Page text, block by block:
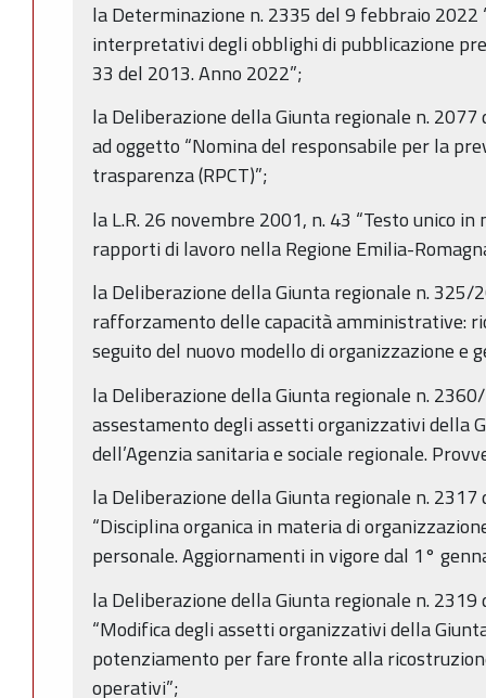
la Determinazione n. 2335 del 9 febbraio
interpretativi degli obblighi di pubblicazione
33 del 2013. Anno 2022”;
la Deliberazione della Giunta regionale n.
ad oggetto “Nomina del responsabile per la
trasparenza (RPCT)”;
la L.R. 26 novembre 2001, n. 43 “Testo unico
rapporti di lavoro nella Regione Emilia-
la Deliberazione della Giunta regionale n. 325/
rafforzamento delle capacità amministrative:
seguito del nuovo modello di organizzazione e
la Deliberazione della Giunta regionale n.
assestamento degli assetti organizzativi della
dell’Agenzia sanitaria e sociale regionale.
la Deliberazione della Giunta regionale n.
“Disciplina organica in materia di
personale. Aggiornamenti in vigore dal 1°
la Deliberazione della Giunta regionale n.
“Modifica degli assetti organizzativi della
potenziamento per fare fronte alla
operativi”;